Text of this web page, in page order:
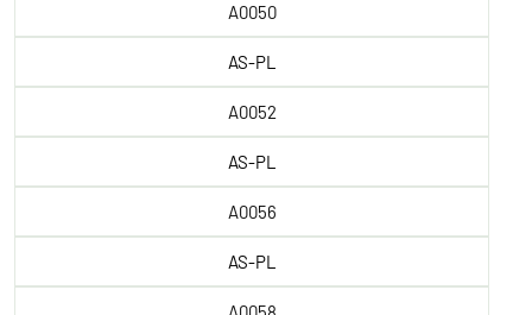
A0050
AS-PL
A0052
AS-PL
A0056
AS-PL